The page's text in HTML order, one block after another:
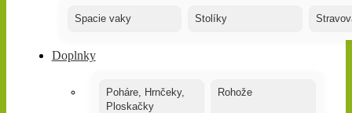
Spacie vaky Stolíky
Doplnky
Poháre, Hrnčeky,
Ploskačky
Rohože